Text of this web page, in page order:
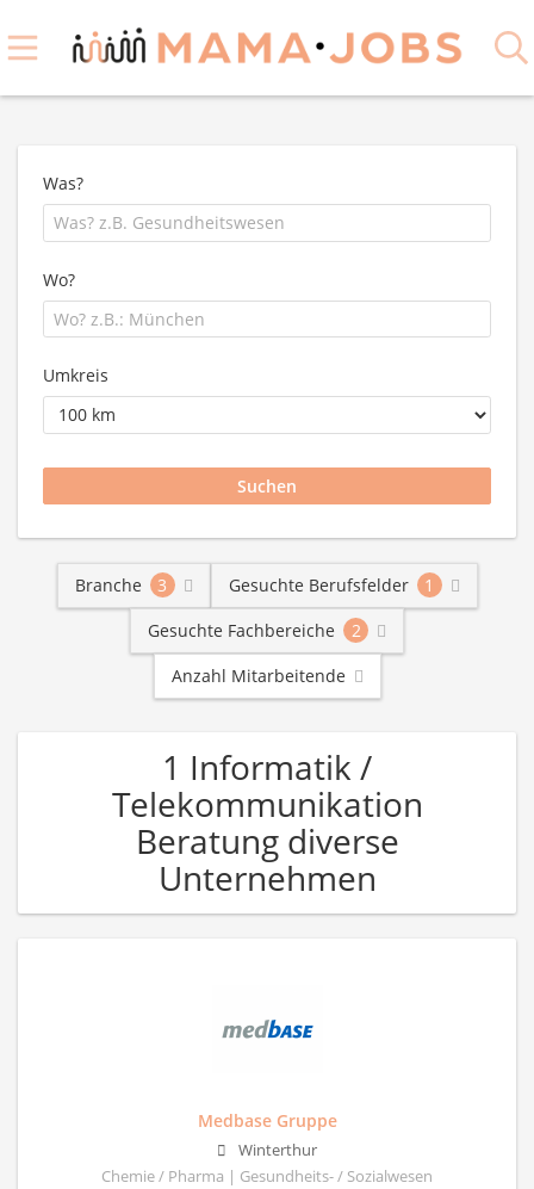
Was?
Wo?
Umkreis
Branche 3 Gesuchte Berufsfelder
1
Gesuchte Fachbereiche
2
Anzahl Mitarbeitende
1 Informatik /
Telekommunikation
Beratung diverse
Unternehmen
Medbase Gruppe
Winterthur
Chemie / Pharma | Gesundheits- / Sozialwesen